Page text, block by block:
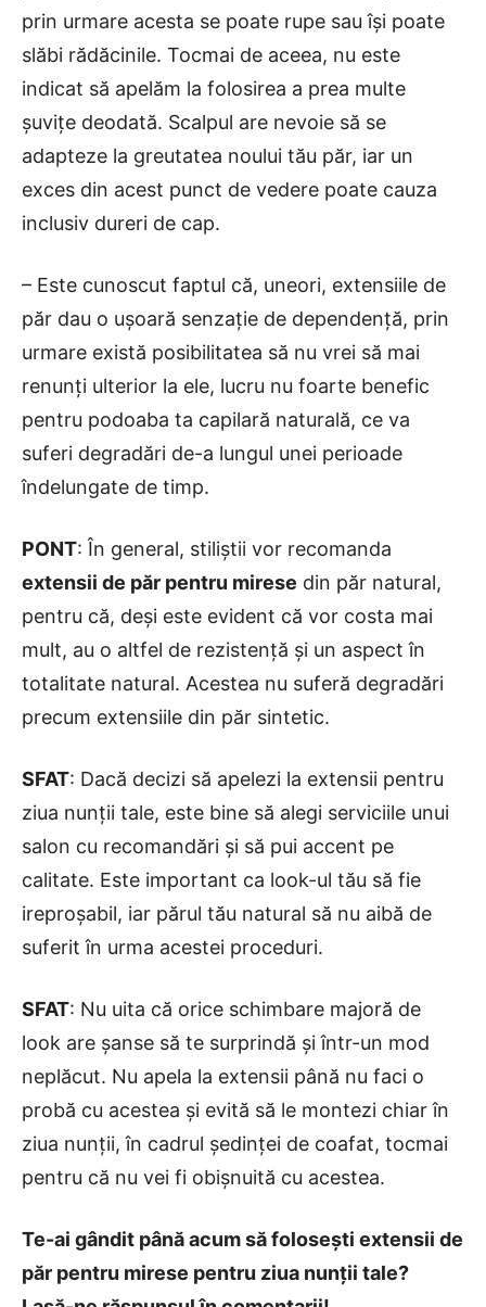
prin urmare acesta se poate rupe sau își poate
slăbi rădăcinile. Tocmai de aceea, nu este
indicat să apelăm la folosirea a prea multe
șuvițe deodată. Scalpul are nevoie să se
adapteze la greutatea noului tău păr, iar un
exces din acest punct de vedere poate cauza
inclusiv dureri de cap.
– Este cunoscut faptul că, uneori, extensiile de
păr dau o ușoară senzație de dependență, prin
urmare există posibilitatea să nu vrei să mai
renunți ulterior la ele, lucru nu foarte benefic
pentru podoaba ta capilară naturală, ce va
suferi degradări de-a lungul unei perioade
îndelungate de timp.
PONT: În general, stiliștii vor recomanda
extensii de păr pentru mirese din păr natural,
pentru că, deși este evident că vor costa mai
mult, au o altfel de rezistență și un aspect în
totalitate natural. Acestea nu suferă degradări
precum extensiile din păr sintetic.
SFAT: Dacă decizi să apelezi la extensii pentru
ziua nunții tale, este bine să alegi serviciile unui
salon cu recomandări și să pui accent pe
calitate. Este important ca look-ul tău să fie
ireproșabil, iar părul tău natural să nu aibă de
suferit în urma acestei proceduri.
SFAT: Nu uita că orice schimbare majoră de
look are șanse să te surprindă și într-un mod
neplăcut. Nu apela la extensii până nu faci o
probă cu acestea și evită să le montezi chiar în
ziua nunții, în cadrul ședinței de coafat, tocmai
pentru că nu vei fi obișnuită cu acestea.
Te-ai gândit până acum să folosești extensii de
păr pentru mirese pentru ziua nunții tale?